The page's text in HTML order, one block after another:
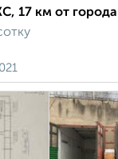
17 км от города